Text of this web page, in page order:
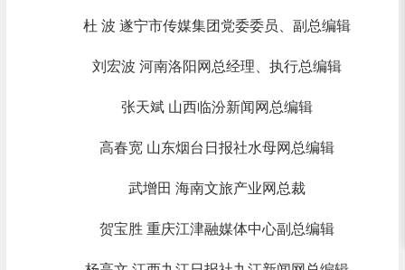
杜 波 遂宁市传媒集团党委委员、副总编辑
刘宏波 河南洛阳网总经理、执行总编辑
张天斌 山西临汾新闻网总编辑
高春宽 山东烟台日报社水母网总编辑
武增田 海南文旅产业网总裁
贺宝胜 重庆江津融媒体中心副总编辑